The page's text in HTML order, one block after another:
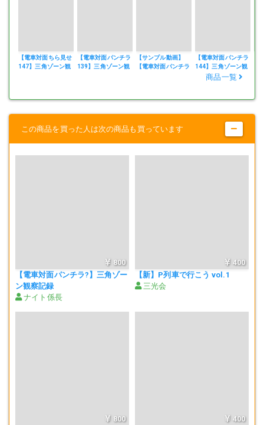
【電車対面ちら見せ
147】三角ゾーン観
【電車対面パンチラ
139】三角ゾーン観
【サンプル動画】
【電車対面パンチラ
【電車対面パンチラ
144】三角ゾーン観
察記録/純白の立体
商品一覧
この商品を買った人は次の商品も買っています
800
【電車対面パンチラ?】三角ゾー
ン観察記録
ナイト係長
400
【新】P列車で行こう vol.1
三光会
800
400